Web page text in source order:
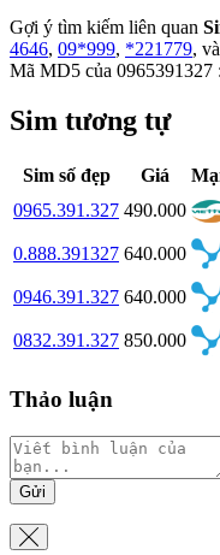
Gợi ý tìm kiếm liên quan
4646, 09*999, *221779,
Mã MD5 của 0965391327
Sim tương tự
Sim số đẹp Giá
0965.391.327 490.000
0.888.391327 640.000
0946.391.327 640.000
0832.391.327 850.000
Thảo luận
Gửi